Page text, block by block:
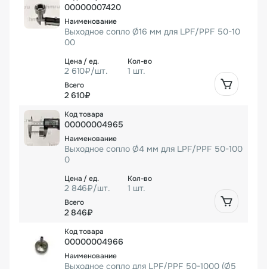
00000007420
Выходное сопло Ø16 мм для LPF/PPF 50-10
00
2 610₽/шт. 1 шт.
2 610₽
00000004965
Выходное сопло Ø4 мм для LPF/PPF 50-100
0
2 846₽/шт. 1 шт.
2 846₽
00000004966
Выходное сопло для LPF/PPF 50-1000 (Ø5